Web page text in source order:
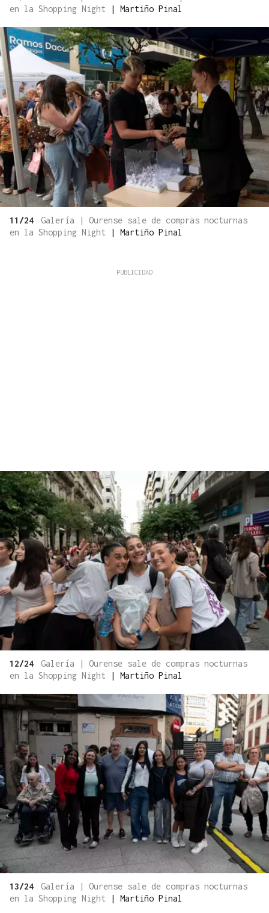
en la Shopping Night
| Martiño Pinal
11/24
Galería | Ourense sale de compras nocturnas
en la Shopping Night
| Martiño Pinal
12/24
Galería | Ourense sale de compras nocturnas
en la Shopping Night
| Martiño Pinal
13/24
Galería | Ourense sale de compras nocturnas
en la Shopping Night
| Martiño Pinal